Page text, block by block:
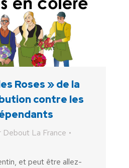
Roses » de la
contre les
Debout La France
et peut être allez-